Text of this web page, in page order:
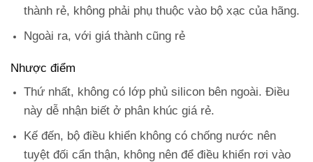
thành rẻ, không phải phụ thuộc vào bộ xạc của hãng.
Ngoài ra, với giá thành cũng rẻ
Nhược điểm
Thứ nhất, không có lớp phủ silicon bên ngoài. Điều
này dễ nhận biết ở phân khúc giá rẻ.
Kế đến, bộ điều khiển không có chống nước nên
tuyệt đối cẩn thận, không nên để điều khiển rơi vào